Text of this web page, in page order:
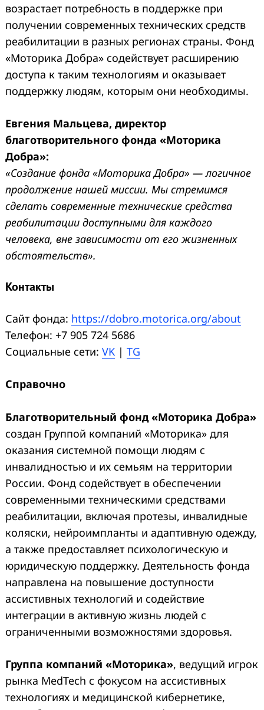
возрастает потребность в поддержке при
получении современных технических средств
реабилитации в разных регионах страны. Фонд
«Моторика Добра» содействует расширению
доступа к таким технологиям и оказывает
поддержку людям, которым они необходимы.
Евгения Мальцева, директор
благотворительного фонда «Моторика
Добра»:
«Создание фонда «Моторика Добра» — логичное
продолжение нашей миссии. Мы стремимся
сделать современные технические средства
реабилитации доступными для каждого
человека, вне зависимости от его жизненных
обстоятельств».
Контакты
Сайт фонда: https://dobro.motorica.org/about
Телефон: +7 905 724 5686
Социальные сети: VK | TG
Справочно
Благотворительный фонд «Моторика Добра»
создан Группой компаний «Моторика» для
оказания системной помощи людям с
инвалидностью и их семьям на территории
России. Фонд содействует в обеспечении
современными техническими средствами
реабилитации, включая протезы, инвалидные
коляски, нейроимпланты и адаптивную одежду,
а также предоставляет психологическую и
юридическую поддержку. Деятельность фонда
направлена на повышение доступности
ассистивных технологий и содействие
интеграции в активную жизнь людей с
ограниченными возможностями здоровья.
Группа компаний «Моторика», ведущий игрок
рынка MedTech с фокусом на ассистивных
технологиях и медицинской кибернетике,